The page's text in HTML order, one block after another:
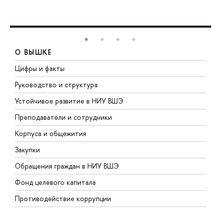
О ВЫШКЕ
Цифры и факты
Руководство и структура
Устойчивое развитие в НИУ ВШЭ
Преподаватели и сотрудники
Корпуса и общежития
Закупки
Обращения граждан в НИУ ВШЭ
Фонд целевого капитала
Противодействие коррупции